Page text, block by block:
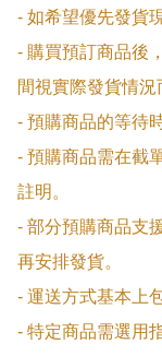
- 如希望優先發貨
- 購買預訂商品後
間視實際發貨情況
- 預購商品的等待
- 預購商品需在截
註明。
- 部分預購商品支
再安排發貨。
- 運送方式基本上
- 特定商品需選用